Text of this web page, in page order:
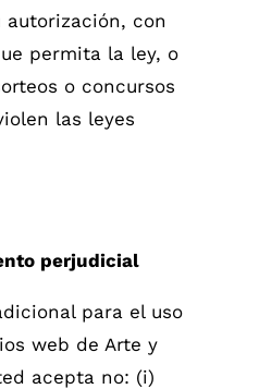
con
permita la ley, o
o concursos
las leyes
perjudicial
para el uso
web de Arte y
acepta no: (i)